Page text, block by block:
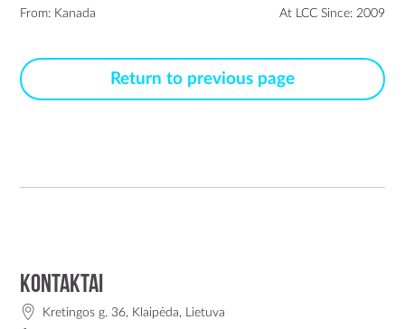
From: Kanada
At LCC Since: 2009
Return to previous page
Kontaktai
Kretingos g. 36, Klaipėda, Lietuva